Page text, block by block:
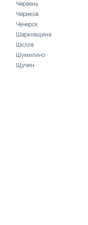
Червень
Чериков
Чечерск
Шарковщина
Шклов
Шумилино
Щучин